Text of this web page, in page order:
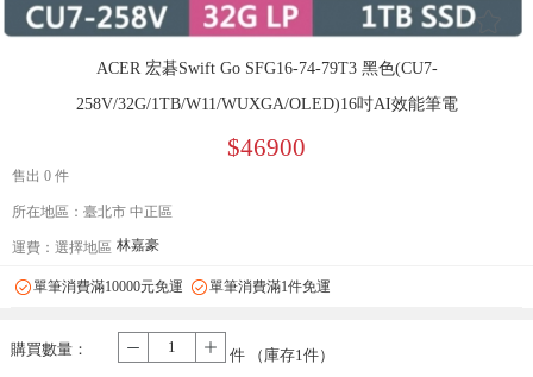
󰄔
ACER 宏碁Swift Go SFG16-74-79T3 黑色(CU7-
258V/32G/1TB/W11/WUXGA/OLED)16吋AI效能筆電
$46900
售出 0 件
所在地區：臺北市 中正區
運費： 選擇地區 林嘉豪
單筆消費滿10000元免運 單筆消費滿1件免運
購買數量：
- 件 （庫存1件）